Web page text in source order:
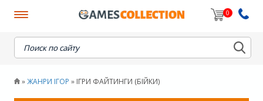
0
When autocomplete results are available use up and
» ЖАНРИ ІГОР » ІГРИ ФАЙТИНГИ (БІЙКИ)